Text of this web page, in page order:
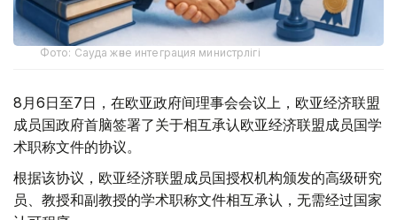
Фото: Сауда және интеграция министрлігі
8月6日至7日，在欧亚政府间理事会会议上，欧亚经济联盟
成员国政府首脑签署了关于相互承认欧亚经济联盟成员国学
术职称文件的协议。
根据该协议，欧亚经济联盟成员国授权机构颁发的高级研究
员、教授和副教授的学术职称文件相互承认，无需经过国家